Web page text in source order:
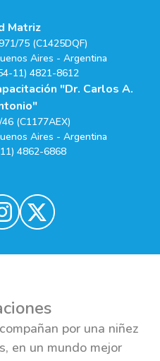
Matriz
75 (C1425DQF)
Aires - Argentina
11) 4821-8612
"Dr. Carlos A.
(C1177AEX)
Aires - Argentina
4862-6868
por una niñez
en un mundo mejor